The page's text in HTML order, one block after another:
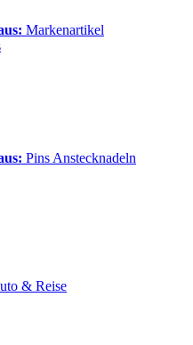
Markenartikel
Pins Anstecknadeln
& Reise